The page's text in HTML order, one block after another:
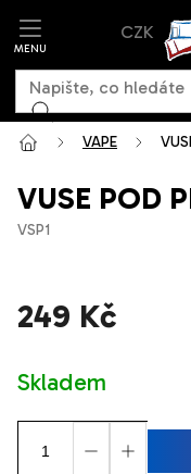
CZK
VAPE
VUSE POD
VSP1
249 Kč
cena:
Skladem